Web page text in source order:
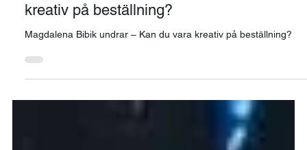
Magdalena Bibik undrar – Kan du vara
kreativ på beställning?
Magdalena Bibik undrar – Kan du vara kreativ på beställning?